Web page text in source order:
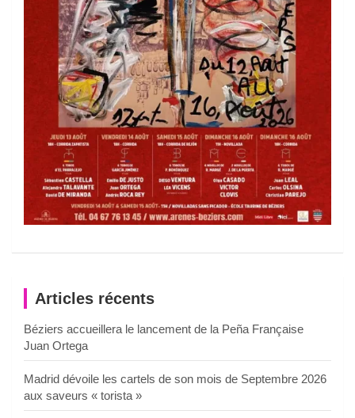
Articles récents
Béziers accueillera le lancement de la Peña Française
Juan Ortega
Madrid dévoile les cartels de son mois de Septembre 2026
aux saveurs « torista »